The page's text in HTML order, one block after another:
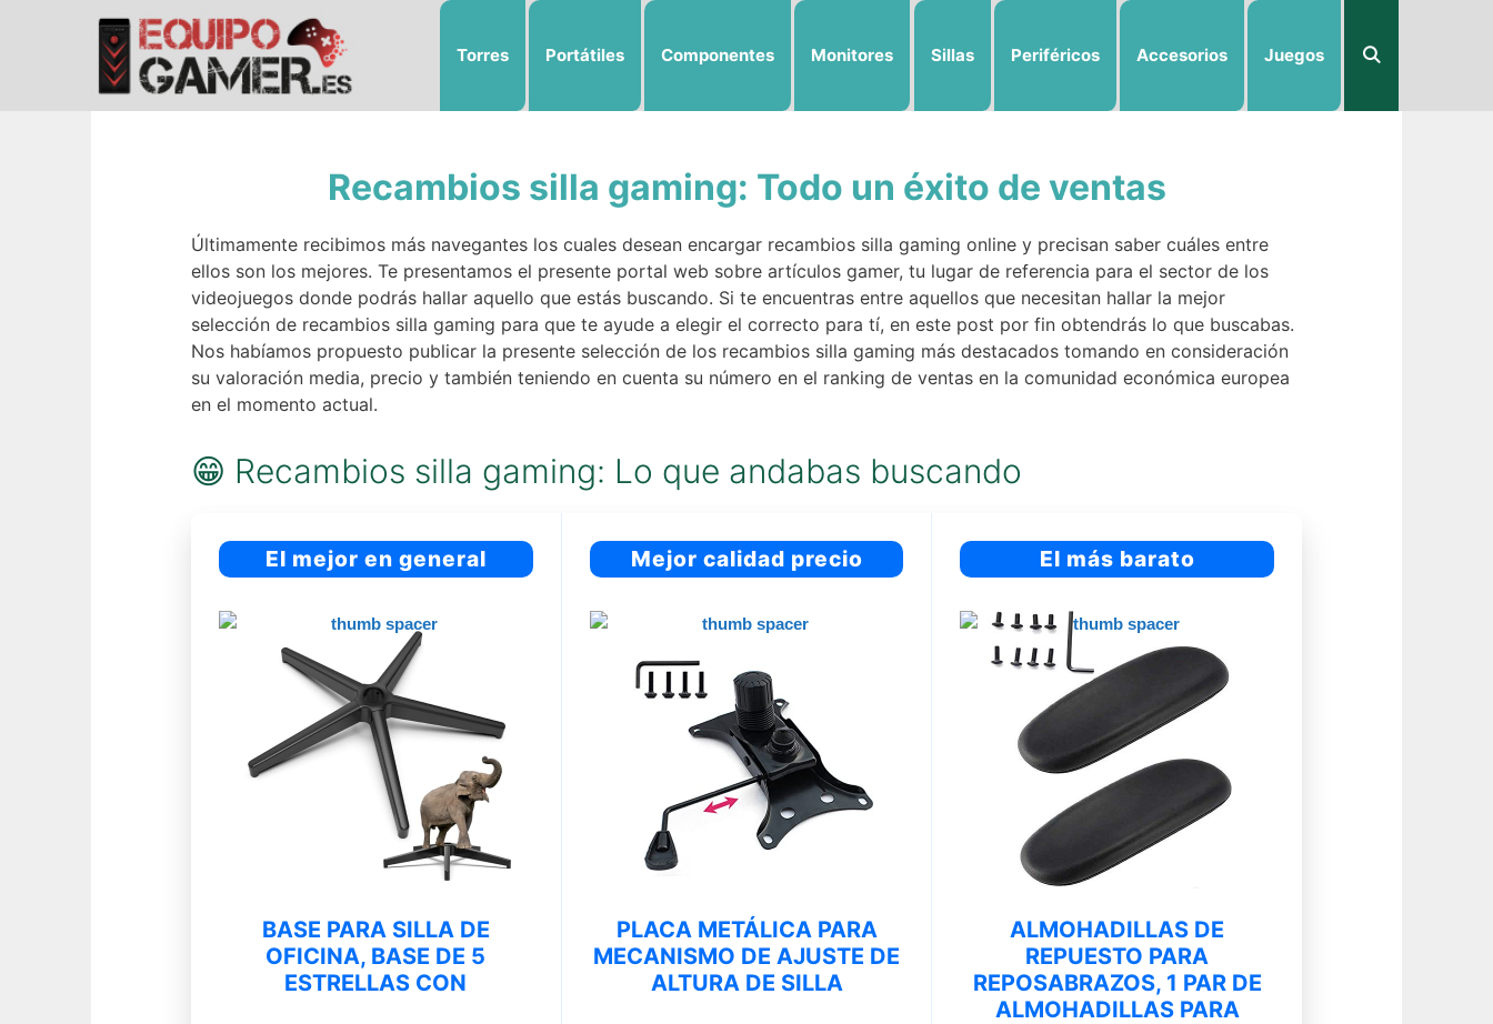
Torres Portátiles Componentes Monitores Sillas Periféricos Accesorios Juegos
Recambios silla gaming: Todo un éxito de ventas
Últimamente recibimos más navegantes los cuales desean encargar recambios silla gaming online y precisan saber cuáles entre
ellos son los mejores. Te presentamos el presente portal web sobre artículos gamer, tu lugar de referencia para el sector de los
videojuegos donde podrás hallar aquello que estás buscando. Si te encuentras entre aquellos que necesitan hallar la mejor
selección de recambios silla gaming para que te ayude a elegir el correcto para tí, en este post por fin obtendrás lo que buscabas.
Nos habíamos propuesto publicar la presente selección de los recambios silla gaming más destacados tomando en consideración
su valoración media, precio y también teniendo en cuenta su número en el ranking de ventas en la comunidad económica europea
en el momento actual.
😁 Recambios silla gaming: Lo que andabas buscando
El mejor en general
BASE PARA SILLA DE
OFICINA, BASE DE 5
ESTRELLAS CON
Mejor calidad precio
PLACA METÁLICA PARA
MECANISMO DE AJUSTE DE
ALTURA DE SILLA
El más barato
ALMOHADILLAS DE
REPUESTO PARA
REPOSABRAZOS, 1 PAR DE
ALMOHADILLAS PARA